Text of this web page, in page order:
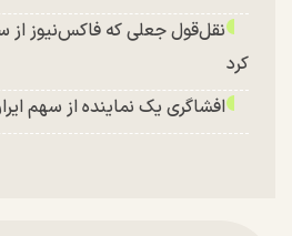
نقل‌قول جعلی که فاکس‌نیوز از
کرد
افشاگری یک نماینده از سهم